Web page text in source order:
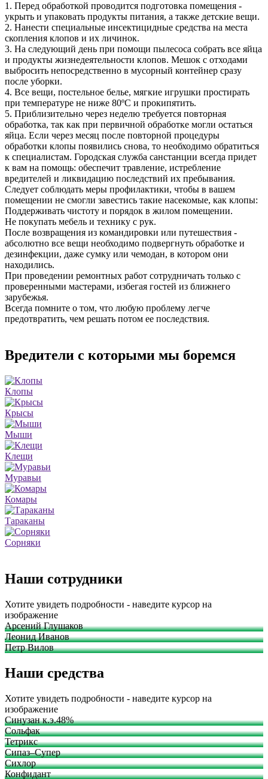
1. Перед обработкой проводится подготовка помещения -
укрыть и упаковать продукты питания, а также детские вещи.
2. Нанести специальные инсектицидные средства на места
скопления клопов и их личинок.
3. На следующий день при помощи пылесоса собрать все яйца
и продукты жизнедеятельности клопов. Мешок с отходами
выбросить непосредственно в мусорный контейнер сразу
после уборки.
4. Все вещи, постельное белье, мягкие игрушки простирать
при температуре не ниже 80ºС и прокипятить.
5. Приблизительно через неделю требуется повторная
обработка, так как при первичной обработке могли остаться
яйца. Если через месяц после повторной процедуры
обработки клопы появились снова, то необходимо обратиться
к специалистам. Городская служба санстанции всегда придет
к вам на помощь: обеспечит травление, истребление
вредителей и ликвидацию последствий их пребывания.
Следует соблюдать меры профилактики, чтобы в вашем
помещении не смогли завестись такие насекомые, как клопы:
Поддерживать чистоту и порядок в жилом помещении.
Не покупать мебель и технику с рук.
После возвращения из командировки или путешествия -
абсолютно все вещи необходимо подвергнуть обработке и
дезинфекции, даже сумку или чемодан, в котором они
находились.
При проведении ремонтных работ сотрудничать только с
проверенными мастерами, избегая гостей из ближнего
зарубежья.
Всегда помните о том, что любую проблему легче
предотвратить, чем решать потом ее последствия.
Вредители с которыми мы боремся
Клопы
Крысы
Мыши
Клещи
Муравьи
Комары
Тараканы
Сорняки
Наши сотрудники
Хотите увидеть подробности - наведите курсор на
изображение
Арсений Глушаков
Леонид Иванов
Петр Вилов
Наши средства
Хотите увидеть подробности - наведите курсор на
изображение
Синузан к.э.48%
Сольфак
Тетрикс
Сипаз–Супер
Сихлор
Конфидант